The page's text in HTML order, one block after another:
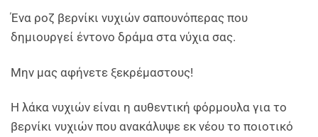
Ένα ροζ βερνίκι νυχιών σαπουνόπερας που
δημιουργεί έντονο δράμα στα νύχια σας.
Μην μας αφήνετε ξεκρέμαστους!
Η λάκα νυχιών είναι η αυθεντική φόρμουλα για το
βερνίκι νυχιών που ανακάλυψε εκ νέου το ποιοτικό